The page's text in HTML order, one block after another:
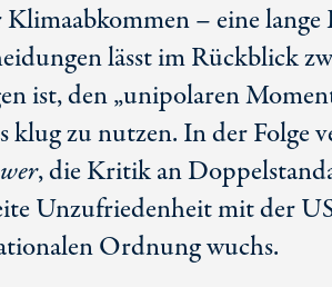
Klimaabkommen – eine
lässt im Rückblick
ist, den „unipolaren
klug zu nutzen. In der Folge
, die Kritik an
Unzufriedenheit mit der
Ordnung wuchs.